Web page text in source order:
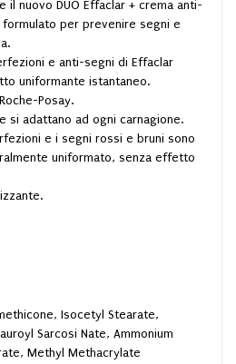
il nuovo DUO Effaclar + crema anti-
per prevenire segni e
e anti-segni di Effaclar
uniformante istantaneo.
Posay.
si adattano ad ogni carnagione.
e i segni rossi e bruni sono
uniformato, senza effetto
Isocetyl Stearate,
Sarcosi Nate, Ammonium
Methyl Methacrylate